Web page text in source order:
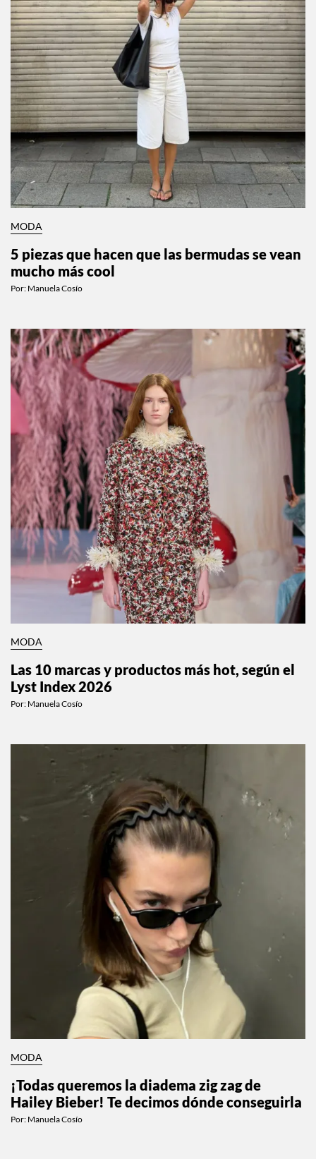
MODA
5 piezas que hacen que las bermudas se vean
mucho más cool
Por: Manuela Cosío
MODA
Las 10 marcas y productos más hot, según el
Lyst Index 2026
Por: Manuela Cosío
MODA
¡Todas queremos la diadema zig zag de
Hailey Bieber! Te decimos dónde conseguirla
Por: Manuela Cosío